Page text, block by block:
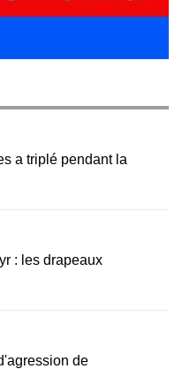
a triplé pendant la
: les drapeaux
de